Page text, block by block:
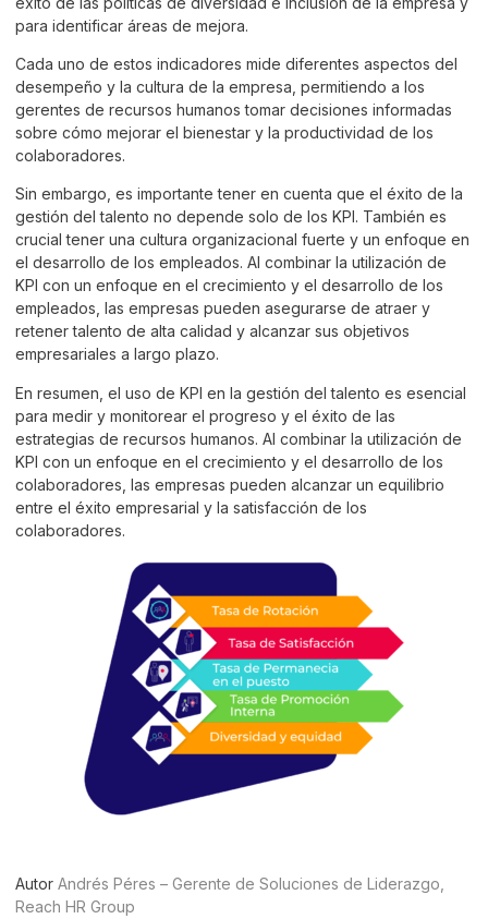
para identificar áreas de mejora.
Cada uno de estos indicadores mide diferentes aspectos del
desempeño y la cultura de la empresa, permitiendo a los
gerentes de recursos humanos tomar decisiones informadas
sobre cómo mejorar el bienestar y la productividad de los
colaboradores.
Sin embargo, es importante tener en cuenta que el éxito de la
gestión del talento no depende solo de los KPI. También es
crucial tener una cultura organizacional fuerte y un enfoque en
el desarrollo de los empleados. Al combinar la utilización de
KPI con un enfoque en el crecimiento y el desarrollo de los
empleados, las empresas pueden asegurarse de atraer y
retener talento de alta calidad y alcanzar sus objetivos
empresariales a largo plazo.
En resumen, el uso de KPI en la gestión del talento es esencial
para medir y monitorear el progreso y el éxito de las
estrategias de recursos humanos. Al combinar la utilización de
KPI con un enfoque en el crecimiento y el desarrollo de los
colaboradores, las empresas pueden alcanzar un equilibrio
entre el éxito empresarial y la satisfacción de los
colaboradores.
Autor Andrés Péres – Gerente de Soluciones de Liderazgo,
Reach HR Group